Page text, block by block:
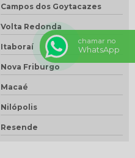
Campos dos Goytacazes
Volta Redonda
Itaboraí
Nova Friburgo
Macaé
Nilópolis
Resende
chamar no
WhatsApp